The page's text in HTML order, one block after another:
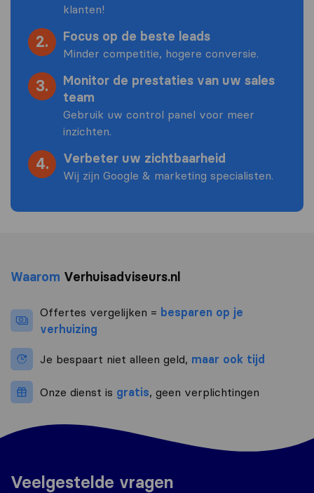
klanten!
2. Focus op de beste leads
Minder competitie, hogere conversie.
3.
Monitor de prestaties van uw sales
team
Gebruik uw control panel voor meer
inzichten.
4. Verbeter uw zichtbaarheid
Wij zijn Google & marketing specialisten.
Waarom Verhuisadviseurs.nl
Offertes vergelijken = besparen op je
verhuizing
Je bespaart niet alleen geld, maar ook tijd
Onze dienst is gratis, geen verplichtingen
Veelgestelde vragen